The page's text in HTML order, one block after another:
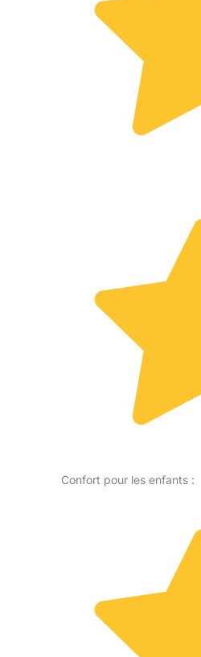
Confort pour les enfants :